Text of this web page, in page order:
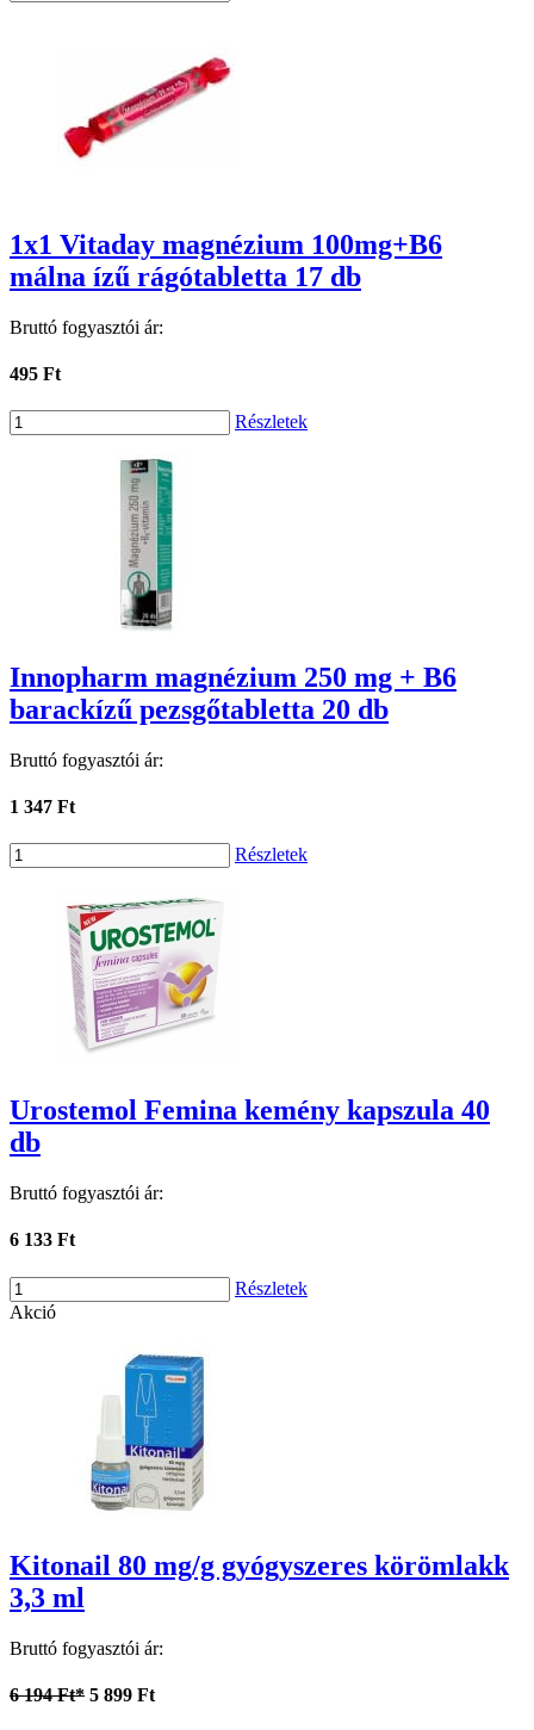
1x1 Vitaday magnézium 100mg+B6
málna ízű rágótabletta 17 db
Bruttó fogyasztói ár:
495 Ft
Részletek
Innopharm magnézium 250 mg + B6
barackízű pezsgőtabletta 20 db
Bruttó fogyasztói ár:
1 347 Ft
Részletek
Urostemol Femina kemény kapszula 40
db
Bruttó fogyasztói ár:
6 133 Ft
Részletek
Akció
Kitonail 80 mg/g gyógyszeres körömlakk
3,3 ml
Bruttó fogyasztói ár:
6 194 Ft* 5 899 Ft